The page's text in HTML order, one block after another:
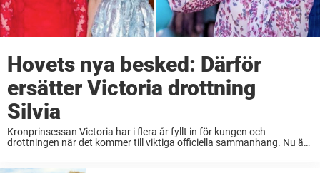
Hovets nya besked: Därför
ersätter Victoria drottning
Silvia
Kronprinsessan Victoria har i flera år fyllt in för kungen och
drottningen när det kommer till viktiga officiella sammanhang. Nu är